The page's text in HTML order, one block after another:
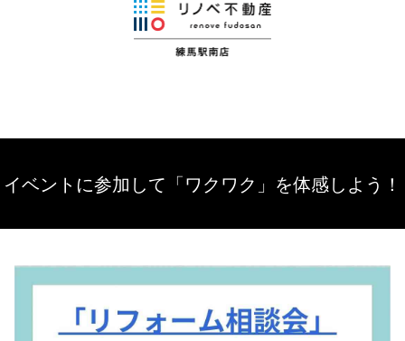
イベントに参加して「ワクワク」を体感しよう！